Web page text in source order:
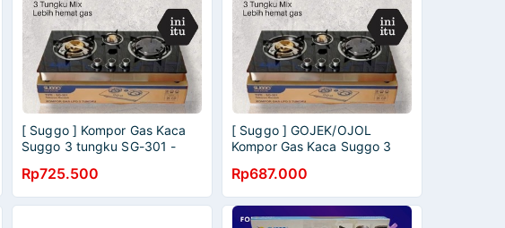
[ Suggo ] Kompor Gas Kaca
Suggo 3 tungku SG-301 -
kompor tanam ) FREE BUBBLE
1 LAPIS!
Rp725.500
[ Suggo ] GOJEK/OJOL
Kompor Gas Kaca Suggo 3
Glass ( Bisa untuk kompor
tanam )
Rp687.000